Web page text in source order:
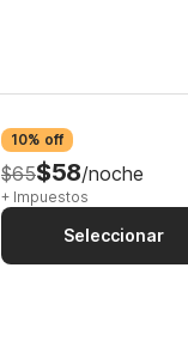
10% off
$65$58/noche
+ Impuestos
Seleccionar